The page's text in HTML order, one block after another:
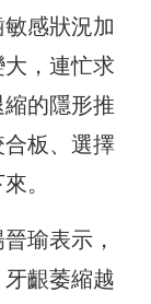
感狀況加
大，連忙求
的隱形推
板、選擇
。
瑜表示，
齦萎縮越